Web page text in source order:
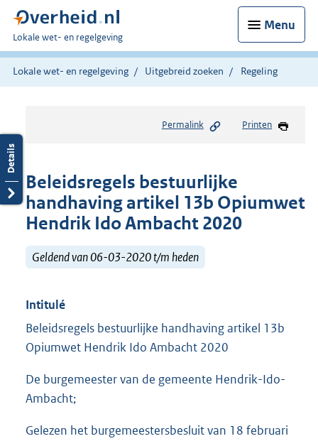
Menu
U
bent
hier:
Lokale wet- en regelgeving
Lokale wet- en regelgeving Uitgebreid zoeken Regeling
Permalink Printen
Beleidsregels bestuurlijke
handhaving artikel 13b Opiumwet
Hendrik Ido Ambacht 2020
Geldend van 06-03-2020 t/m heden
Intitulé
Beleidsregels bestuurlijke handhaving artikel 13b
Opiumwet Hendrik Ido Ambacht 2020
De burgemeester van de gemeente Hendrik-Ido-
Ambacht;
Gelezen het burgemeestersbesluit van 18 februari